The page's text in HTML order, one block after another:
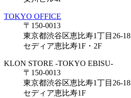
TOKYO OFFICE
〒150-0013
東京都渋谷区恵比寿1丁目26-18
セディア恵比寿1F・2F
KLON STORE -TOKYO EBISU-
〒150-0013
東京都渋谷区恵比寿1丁目26-18
セディア恵比寿1F